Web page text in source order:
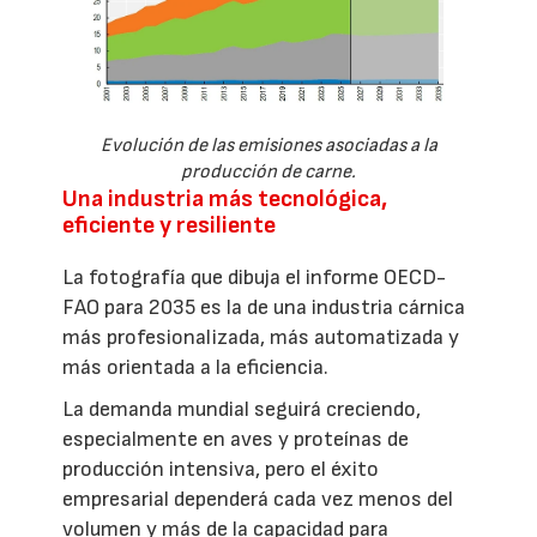
Evolución de las emisiones asociadas a la
producción de carne.
Una industria más tecnológica,
eficiente y resiliente
La fotografía que dibuja el informe OECD-
FAO para 2035 es la de una industria cárnica
más profesionalizada, más automatizada y
más orientada a la eficiencia.
La demanda mundial seguirá creciendo,
especialmente en aves y proteínas de
producción intensiva, pero el éxito
empresarial dependerá cada vez menos del
volumen y más de la capacidad para